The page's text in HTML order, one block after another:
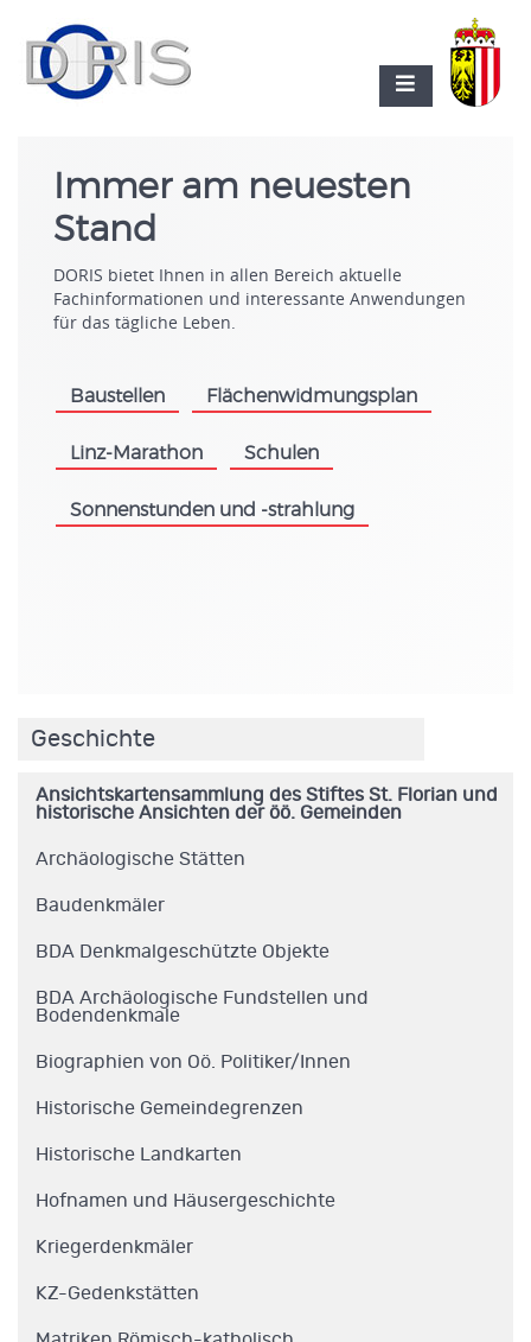
Immer am neuesten
Stand
DORIS bietet Ihnen in allen Bereich aktuelle
Fachinformationen und interessante Anwendungen
für das tägliche Leben.
Baustellen Flächenwidmungsplan
Linz-Marathon Schulen
Sonnenstunden und -strahlung
Geschichte
Ansichtskartensammlung des Stiftes St. Florian und
historische Ansichten der öö. Gemeinden
Archäologische Stätten
Baudenkmäler
BDA Denkmalgeschützte Objekte
BDA Archäologische Fundstellen und
Bodendenkmale
Biographien von Oö. Politiker/Innen
Historische Gemeindegrenzen
Historische Landkarten
Hofnamen und Häusergeschichte
Kriegerdenkmäler
KZ-Gedenkstätten